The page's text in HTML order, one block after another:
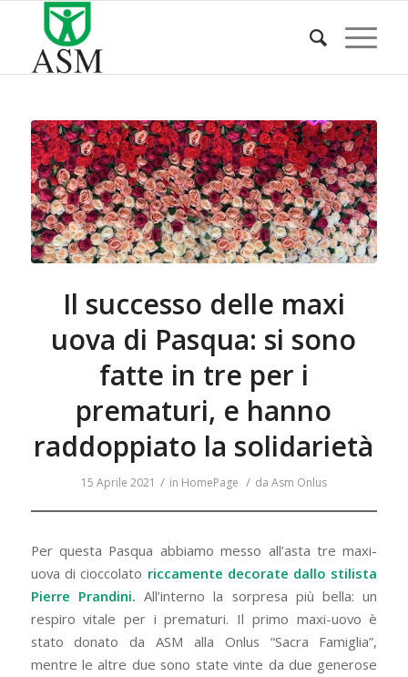
Il successo delle maxi
uova di Pasqua: si sono
fatte in tre per i
prematuri, e hanno
raddoppiato la solidarietà
15 Aprile 2021 / in HomePage / da Asm Onlus
Per questa Pasqua abbiamo messo all’asta tre maxi-
uova di cioccolato riccamente decorate dallo stilista
Pierre Prandini. All’interno la sorpresa più bella: un
respiro vitale per i prematuri. Il primo maxi-uovo è
stato donato da ASM alla Onlus “Sacra Famiglia”,
mentre le altre due sono state vinte da due generose